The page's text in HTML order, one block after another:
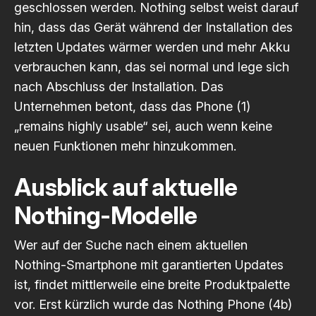
geschlossen werden. Nothing selbst weist darauf
hin, dass das Gerät während der Installation des
letzten Updates wärmer werden und mehr Akku
verbrauchen kann, das sei normal und lege sich
nach Abschluss der Installation. Das
Unternehmen betont, dass das Phone (1)
„remains highly usable“ sei, auch wenn keine
neuen Funktionen mehr hinzukommen.
Ausblick auf aktuelle
Nothing-Modelle
Wer auf der Suche nach einem aktuellen
Nothing-Smartphone mit garantierten Updates
ist, findet mittlerweile eine breite Produktpalette
vor. Erst kürzlich wurde das Nothing Phone (4b)